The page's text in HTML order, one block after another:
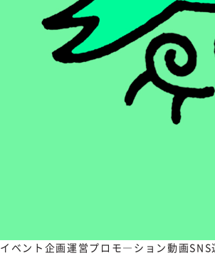
イベント企画運営 プロモ―ション動画 SNS